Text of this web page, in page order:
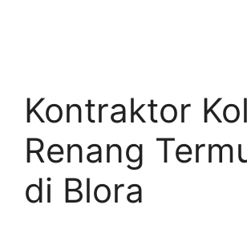
Kontraktor
Renang
di Blora